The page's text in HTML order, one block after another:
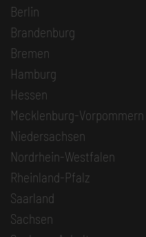
Berlin
Brandenburg
Bremen
Hamburg
Hessen
Mecklenburg-Vorpommern
Niedersachsen
Nordrhein-Westfalen
Rheinland-Pfalz
Saarland
Sachsen